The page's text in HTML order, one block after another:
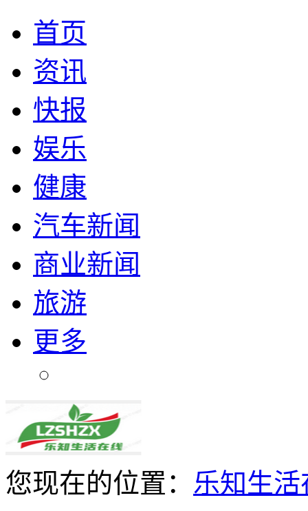
首页
资讯
快报
娱乐
健康
汽车新闻
商业新闻
旅游
更多
您现在的位置： 乐知生活